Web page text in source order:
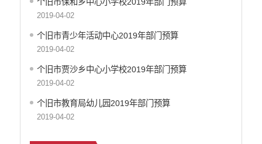
行政许可
减税降费
稳岗就业
乡村振兴
生态环境
2019-04-02
个旧市青少年活动中心2019年部门预算
2019-04-02
个旧市贾沙乡中心小学校2019年部门预算
2019-04-02
个旧市教育局幼儿园2019年部门预算
2019-04-02